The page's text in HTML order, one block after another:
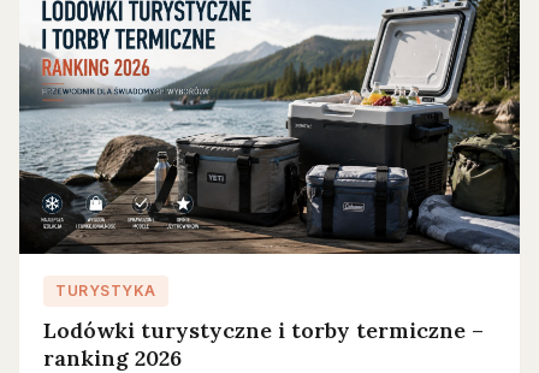
TURYSTYKA
Lodówki turystyczne i torby termiczne –
ranking 2026